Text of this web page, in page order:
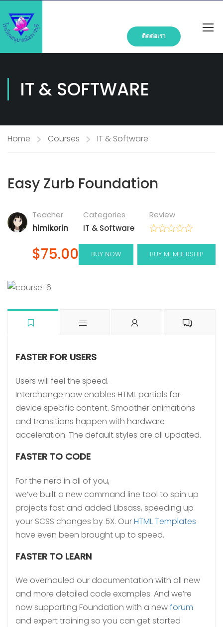
ติดต่อเรา
IT & SOFTWARE
Home Courses IT & Software
Easy Zurb Foundation
Teacher
himikorin
Categories
IT & Software
Review
$75.00 BUY NOW BUY MEMBERSHIP
FASTER FOR USERS
Users will feel the speed.
Interchange now enables HTML partials for
device specific content. Smoother animations
and transitions happen with hardware
acceleration. The default styles are all updated.
FASTER TO CODE
For the nerd in all of you,
we’ve built a new command line tool to spin up
projects fast and added Libsass, speeding up
your SCSS changes by 5X. OurHTML Templates
have even been brought up to speed.
FASTER TO LEARN
We overhauled our documentation with all new
and more detailed code examples. And we’re
now supporting Foundation with a newforum
and expert training so you can get started